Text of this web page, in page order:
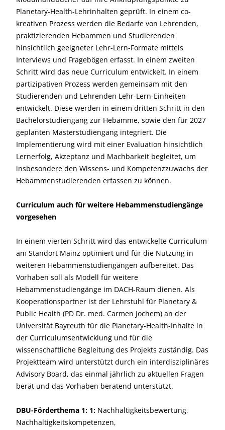
Planetary-Health-Lehrinhalten geprüft. In einem co-
kreativen Prozess werden die Bedarfe von Lehrenden,
praktizierenden Hebammen und Studierenden
hinsichtlich geeigneter Lehr-Lern-Formate mittels
Interviews und Fragebögen erfasst. In einem zweiten
Schritt wird das neue Curriculum entwickelt. In einem
partizipativen Prozess werden gemeinsam mit den
Studierenden und Lehrenden Lehr-Lern-Einheiten
entwickelt. Diese werden in einem dritten Schritt in den
Bachelorstudiengang zur Hebamme, sowie den für 2027
geplanten Masterstudiengang integriert. Die
Implementierung wird mit einer Evaluation hinsichtlich
Lernerfolg, Akzeptanz und Machbarkeit begleitet, um
insbesondere den Wissens- und Kompetenzzuwachs der
Hebammenstudierenden erfassen zu können.
Curriculum auch für weitere Hebammenstudiengänge
vorgesehen
In einem vierten Schritt wird das entwickelte Curriculum
am Standort Mainz optimiert und für die Nutzung in
weiteren Hebammenstudiengängen aufbereitet. Das
Vorhaben soll als Modell für weitere
Hebammenstudiengänge im DACH-Raum dienen. Als
Kooperationspartner ist der Lehrstuhl für Planetary &
Public Health (PD Dr. med. Carmen Jochem) an der
Universität Bayreuth für die Planetary-Health-Inhalte in
der Curriculumsentwicklung und für die
wissenschaftliche Begleitung des Projekts zuständig. Das
Projektteam wird unterstützt durch ein interdisziplinäres
Advisory Board, das einmal jährlich zu aktuellen Fragen
berät und das Vorhaben beratend unterstützt.
DBU-Förderthema 1: 1: Nachhaltigkeitsbewertung,
Nachhaltigkeitskompetenzen,